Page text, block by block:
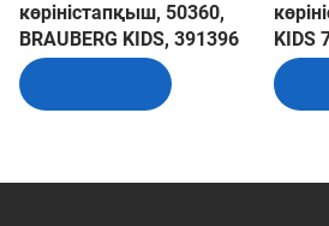
көріністапқыш, 50360,
BRAUBERG KIDS, 391396
KIDS